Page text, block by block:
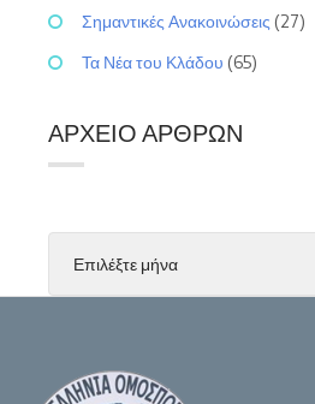
Σημαντικές Ανακοινώσεις (27)
Τα Νέα του Κλάδου (65)
ΑΡΧΕΊΟ ΆΡΘΡΩΝ